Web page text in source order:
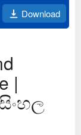
Download
|